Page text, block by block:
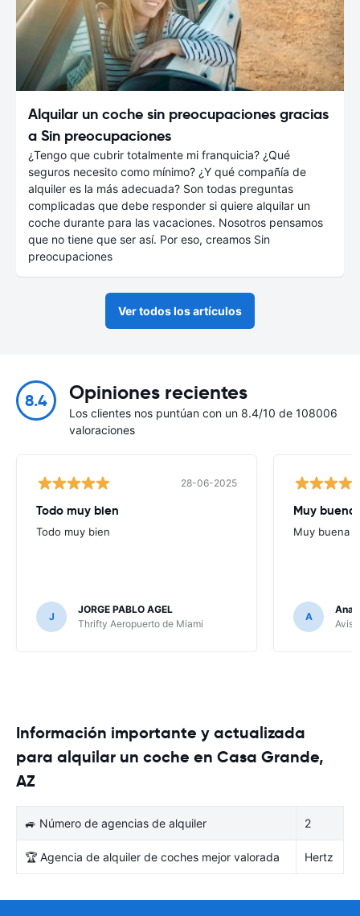
Alquilar un coche sin preocupaciones gracias
a Sin preocupaciones
¿Tengo que cubrir totalmente mi franquicia? ¿Qué
seguros necesito como mínimo? ¿Y qué compañía de
alquiler es la más adecuada? Son todas preguntas
complicadas que debe responder si quiere alquilar un
coche durante para las vacaciones. Nosotros pensamos
que no tiene que ser así. Por eso, creamos Sin
preocupaciones
Ver todos los artículos
8.4 Opiniones recientes
Los clientes nos puntúan con un 8.4/10 de 108006
valoraciones
28-06-2025
Todo muy bien
Todo muy bien
J
JORGE PABLO AGEL
Thrifty Aeropuerto de Miami
Muy buena
Muy buena
A
Ana
Avis
Información importante y actualizada
para alquilar un coche en Casa Grande,
AZ
🚙 Número de agencias de alquiler 2
🏆 Agencia de alquiler de coches mejor valorada Hertz